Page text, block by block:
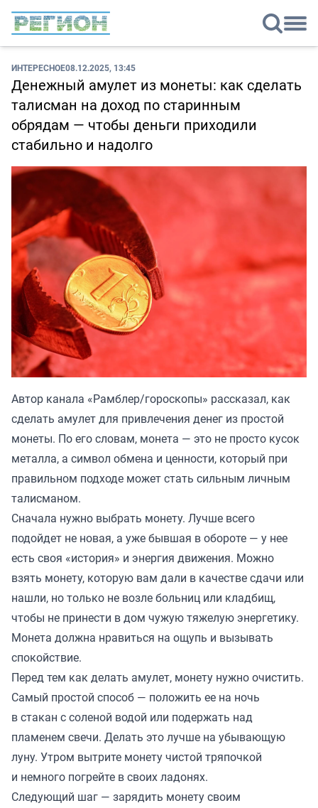
ИНТЕРЕСНОЕ08.12.2025, 13:45
Денежный амулет из монеты: как сделать
талисман на доход по старинным
обрядам — чтобы деньги приходили
стабильно и надолго
Автор канала «Рамблер/гороскопы» рассказал, как
сделать амулет для привлечения денег из простой
монеты. По его словам, монета — это не просто кусок
металла, а символ обмена и ценности, который при
правильном подходе может стать сильным личным
талисманом.
Сначала нужно выбрать монету. Лучше всего
подойдет не новая, а уже бывшая в обороте — у нее
есть своя «история» и энергия движения. Можно
взять монету, которую вам дали в качестве сдачи или
нашли, но только не возле больниц или кладбищ,
чтобы не принести в дом чужую тяжелую энергетику.
Монета должна нравиться на ощупь и вызывать
спокойствие.
Перед тем как делать амулет, монету нужно очистить.
Самый простой способ — положить ее на ночь
в стакан с соленой водой или подержать над
пламенем свечи. Делать это лучше на убывающую
луну. Утром вытрите монету чистой тряпочкой
и немного погрейте в своих ладонях.
Следующий шаг — зарядить монету своим